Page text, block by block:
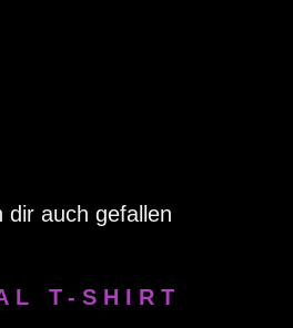
dir auch gefallen
T-SHIRT